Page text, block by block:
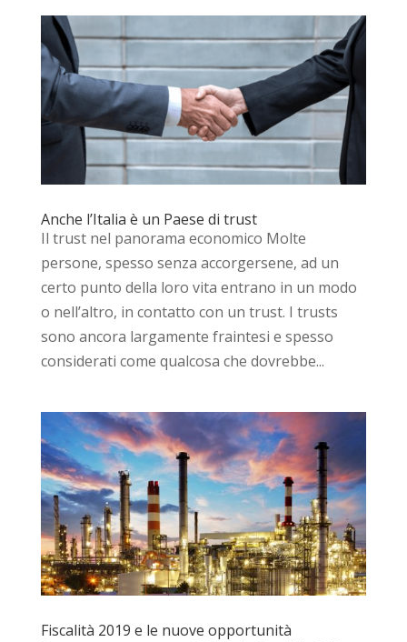
Anche l’Italia è un Paese di trust
Il trust nel panorama economico Molte
persone, spesso senza accorgersene, ad un
certo punto della loro vita entrano in un modo
o nell’altro, in contatto con un trust. I trusts
sono ancora largamente fraintesi e spesso
considerati come qualcosa che dovrebbe...
Fiscalità 2019 e le nuove opportunità